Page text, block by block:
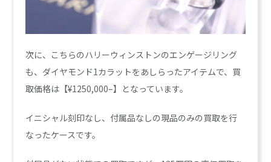
次に、こちらのハリーウィンストンのエンゲージリング
も、ダイヤモンド1カラットをあしらったアイテムで、買
取価格は【¥1250,000–】となっています。
イニシャル刻印なし、付属品なしの現品のみの買取を行
なったケースです。